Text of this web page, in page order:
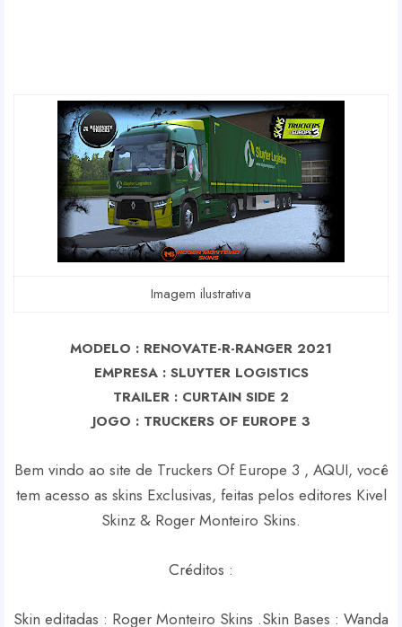
Imagem ilustrativa
MODELO : RENOVATE-R-RANGER 2021
EMPRESA : SLUYTER LOGISTICS
TRAILER : CURTAIN SIDE 2
JOGO : TRUCKERS OF EUROPE 3
Bem vindo ao site de Truckers Of Europe 3 , AQUI, você
tem acesso as skins Exclusivas, feitas pelos editores Kivel
Skinz & Roger Monteiro Skins.
Créditos :
Skin editadas : Roger Monteiro Skins .Skin Bases : Wanda